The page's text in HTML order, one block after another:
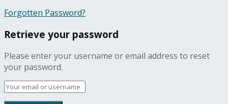
Forgotten Password?
Retrieve your password
Please enter your username or email address to reset
your password.